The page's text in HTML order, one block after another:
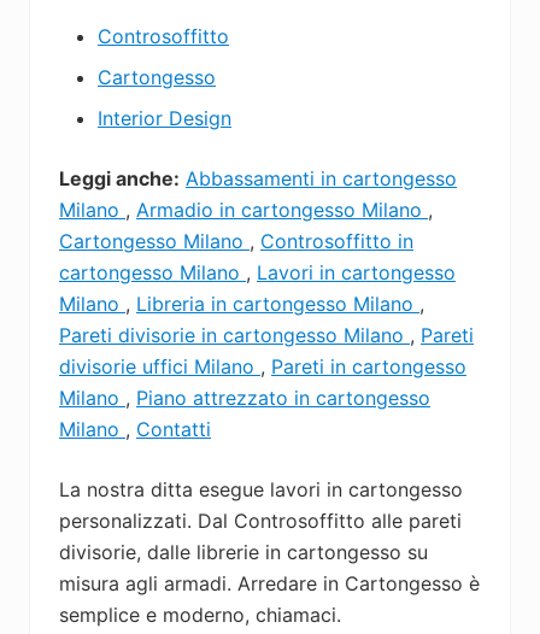
Controsoffitto
Cartongesso
Interior Design
Leggi anche: Abbassamenti in cartongesso
Milano , Armadio in cartongesso Milano ,
Cartongesso Milano , Controsoffitto in
cartongesso Milano , Lavori in cartongesso
Milano , Libreria in cartongesso Milano ,
Pareti divisorie in cartongesso Milano , Pareti
divisorie uffici Milano , Pareti in cartongesso
Milano , Piano attrezzato in cartongesso
Milano , Contatti
La nostra ditta esegue lavori in cartongesso
personalizzati. Dal Controsoffitto alle pareti
divisorie, dalle librerie in cartongesso su
misura agli armadi. Arredare in Cartongesso è
semplice e moderno, chiamaci.